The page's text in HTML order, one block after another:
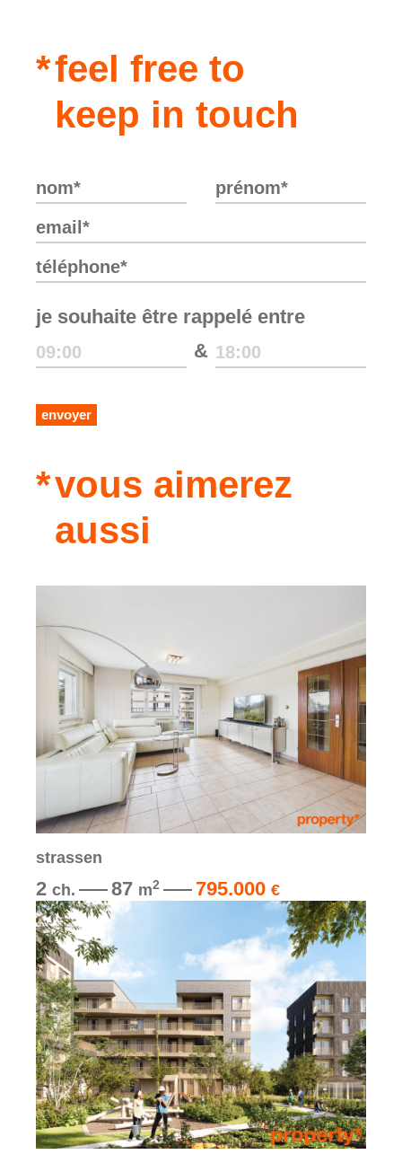
feel free to
keep in touch
je souhaite être rappelé entre
&
envoyer
vous aimerez
aussi
strassen
2 ch. 87 m2 795.000 €